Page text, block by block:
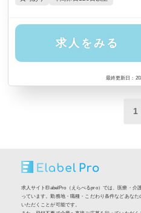
最終更新日：
求人をみる
1
求人サイトElabelPro（えらべるpro）では、医療・介
っています。勤務地・職種・こだわり条件などあな
いただくことが可能です。